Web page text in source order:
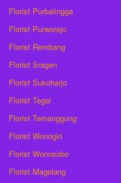
Florist Purbalingga
Florist Purworejo
Florist Rembang
Florist Sragen
Florist Sukoharjo
Florist Tegal
Florist Temanggung
Florist Wonogiri
Florist Wonosobo
Florist Magelang